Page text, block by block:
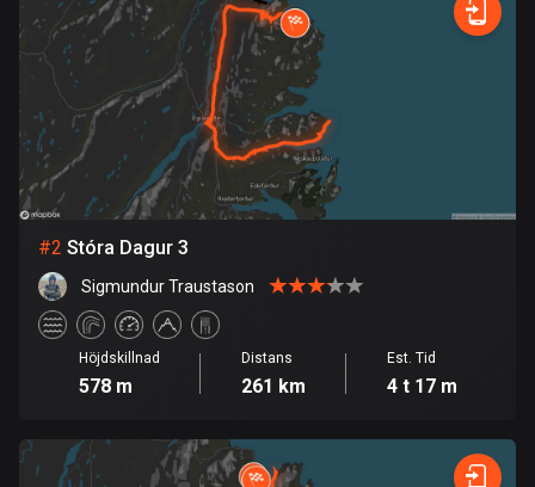
Bahrain
17 rutter
Bangladesh
410 rutter
Barbados
15 rutter
Belarus
141 rutter
Belgien
4947 rutter
17 rutter
#2 Stóra Dagur 3
Sigmundur Traustason
Höjdskillnad
578 m
Distans
261 km
Est. Tid
4 t 17 m